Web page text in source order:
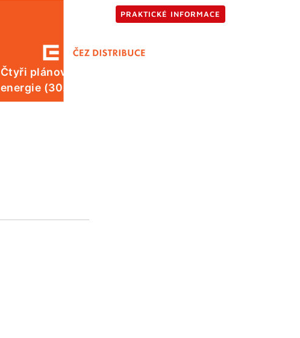
Čtyři plánované odstávky elektrické
energie (30. 7.)
PRAKTICKÉ INFORMACE